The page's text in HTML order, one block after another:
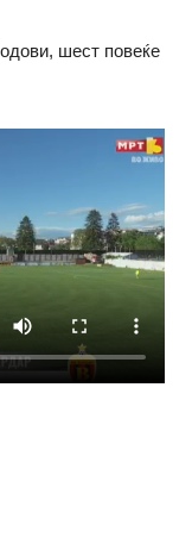
шест повеќе